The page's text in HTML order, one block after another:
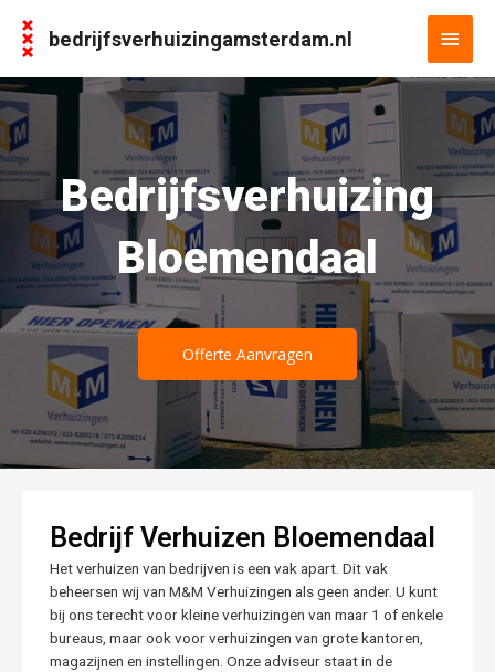
bedrijfsverhuizingamsterdam.nl
Bedrijfsverhuizing
Bloemendaal
Offerte Aanvragen
Bedrijf Verhuizen Bloemendaal
Het verhuizen van bedrijven is een vak apart. Dit vak
beheersen wij van M&M Verhuizingen als geen ander. U kunt
bij ons terecht voor kleine verhuizingen van maar 1 of enkele
bureaus, maar ook voor verhuizingen van grote kantoren,
magazijnen en instellingen. Onze adviseur staat in de